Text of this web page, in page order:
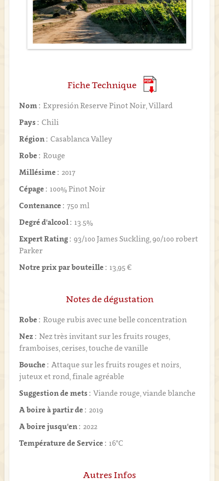
Fiche Technique
Nom : Expresión Reserve Pinot Noir, Villard
Pays : Chili
Région : Casablanca Valley
Robe : Rouge
Millésime : 2017
Cépage : 100% Pinot Noir
Contenance : 750 ml
Degré d'alcool : 13.5%
Expert Rating : 93/100 James Suckling, 90/100 robert
Parker
Notre prix par bouteille : 13,95 €
Notes de dégustation
Robe : Rouge rubis avec une belle concentration
Nez : Nez très invitant sur les fruits rouges,
framboises, cerises, touche de vanille
Bouche : Attaque sur les fruits rouges et noirs,
juteux et rond, finale agréable
Suggestion de mets : Viande rouge, viande blanche
A boire à partir de : 2019
A boire jusqu'en : 2022
Température de Service : 16°C
Autres Infos